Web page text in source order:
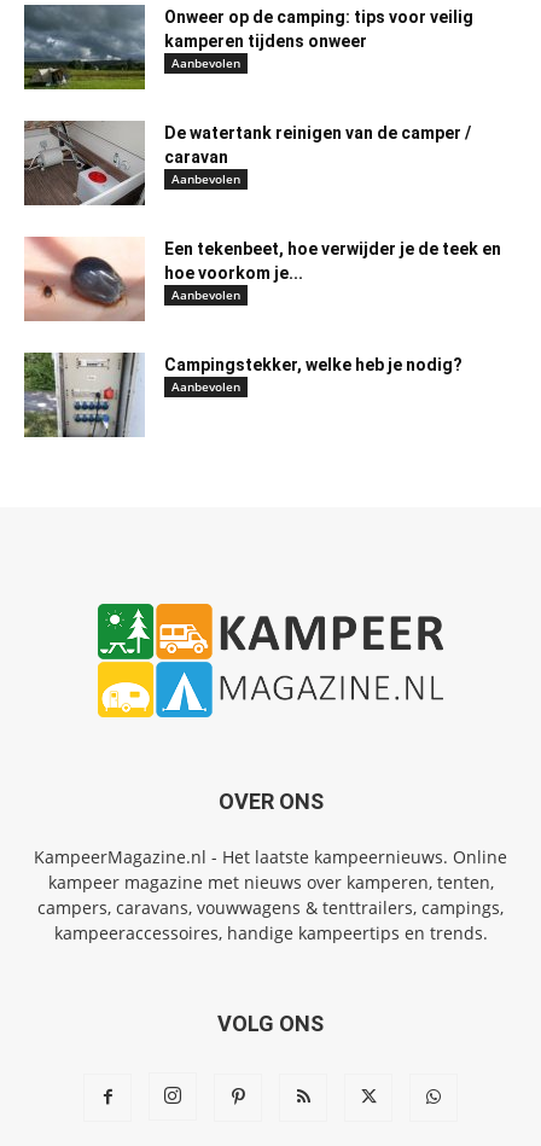
Onweer op de camping: tips voor veilig
kamperen tijdens onweer
Aanbevolen
De watertank reinigen van de camper /
caravan
Aanbevolen
Een tekenbeet, hoe verwijder je de teek en
hoe voorkom je...
Aanbevolen
Campingstekker, welke heb je nodig?
Aanbevolen
OVER ONS
KampeerMagazine.nl - Het laatste kampeernieuws. Online
kampeer magazine met nieuws over kamperen, tenten,
campers, caravans, vouwwagens & tenttrailers, campings,
kampeeraccessoires, handige kampeertips en trends.
VOLG ONS